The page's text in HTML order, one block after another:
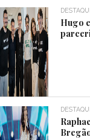
Hugo